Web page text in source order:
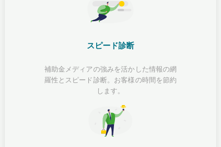
スピード診断
補助金メディアの強みを活かした情報の網
羅性とスピード診断。お客様の時間を節約
します。